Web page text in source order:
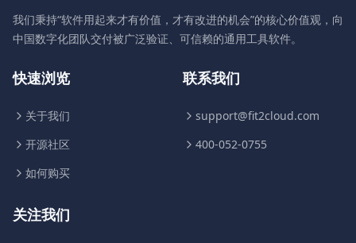
我们秉持“软件用起来才有价值，才有改进的机会”的核心价值观，向
中国数字化团队交付被广泛验证、可信赖的通用工具软件。
快速浏览
关于我们
开源社区
如何购买
联系我们
support@fit2cloud.com
400-052-0755
关注我们